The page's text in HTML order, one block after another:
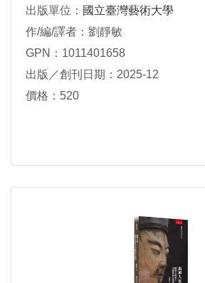
出版單位： 國立臺灣藝術大學
作/編/譯者：劉靜敏
GPN：1011401658
出版／創刊日期：2025-12
價格：520